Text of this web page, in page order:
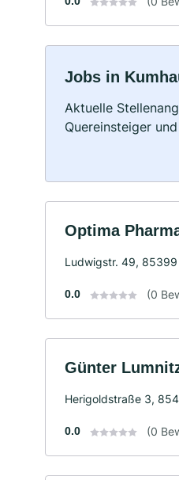
Jobs in
Aktuelle
Quereinsteiger
Optima
Ludwigstr. 49,
0.0 (0
Günter
Herigoldstraße 3,
0.0 (0